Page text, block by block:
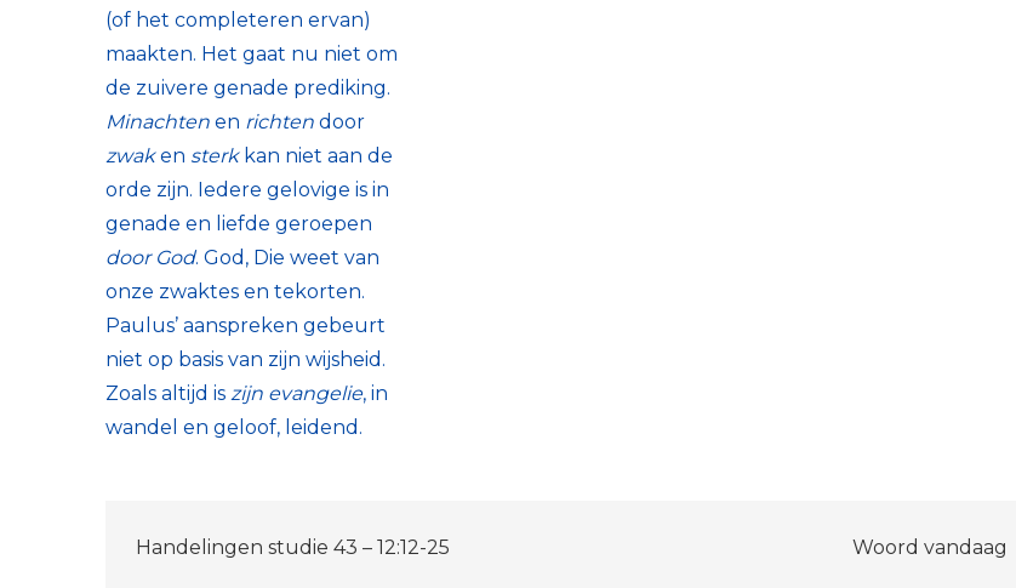
(of het completeren ervan)
maakten. Het gaat nu niet om
de zuivere genade prediking.
Minachten en richten door
zwaken sterk kan niet aan de
orde zijn. Iedere gelovige is in
genade en liefde geroepen
door God. God, Die weet van
onze zwaktes en tekorten.
Paulus’ aanspreken gebeurt
niet op basis van zijn wijsheid.
Zoals altijd is zijn evangelie, in
wandel en geloof, leidend.
Bericht
Handelingen studie 43 – 12:12-25 Woord vandaag